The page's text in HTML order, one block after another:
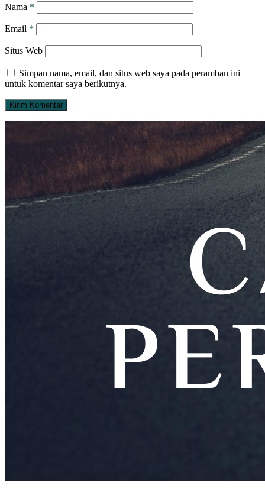
Nama *
Email *
Situs Web
Simpan nama, email, dan situs web saya pada peramban ini
untuk komentar saya berikutnya.